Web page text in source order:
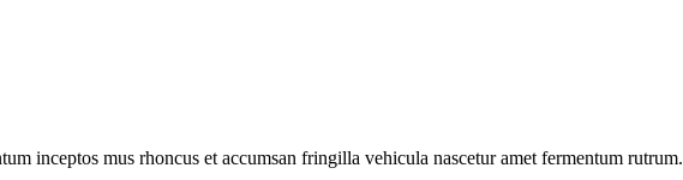
inceptos mus rhoncus et accumsan fringilla vehicula nascetur amet fermentum rutrum.